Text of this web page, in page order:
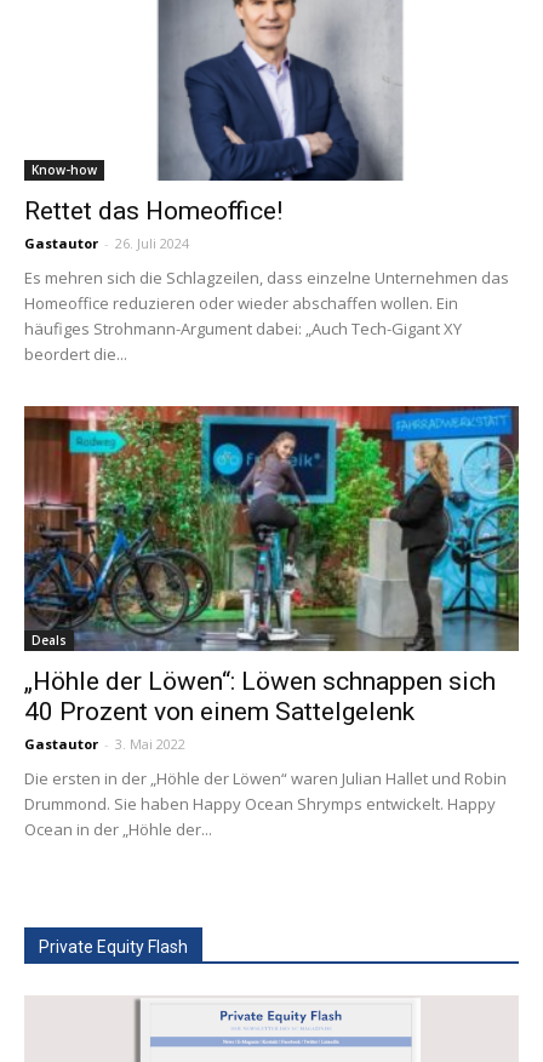
Know-how
Rettet das Homeoffice!
Gastautor - 26. Juli 2024
Es mehren sich die Schlagzeilen, dass einzelne Unternehmen das
Homeoffice reduzieren oder wieder abschaffen wollen. Ein
häufiges Strohmann-Argument dabei: „Auch Tech-Gigant XY
beordert die...
Deals
„Höhle der Löwen“: Löwen schnappen sich
40 Prozent von einem Sattelgelenk
Gastautor - 3. Mai 2022
Die ersten in der „Höhle der Löwen“ waren Julian Hallet und Robin
Drummond. Sie haben Happy Ocean Shrymps entwickelt. Happy
Ocean in der „Höhle der...
Private Equity Flash